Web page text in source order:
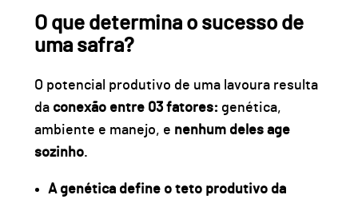
O que determina o sucesso de
uma safra?
O potencial produtivo de uma lavoura resulta
da conexão entre 03 fatores: genética,
ambiente e manejo, e nenhum deles age
sozinho.
A genética define o teto produtivo da